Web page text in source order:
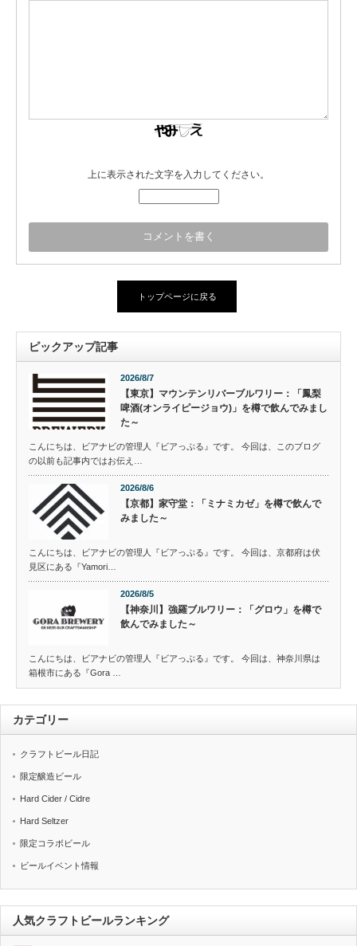
上に表示された文字を入力してください。
トップページに戻る
ピックアップ記事
2026/8/7
【東京】マウンテンリバーブルワリー：「鳳梨
啤酒(オンライピージョウ)」を樽で飲んでみまし
た～
こんにちは、ビアナビの管理人『ビアっぷる』です。 今回は、このブログ
の以前も記事内ではお伝え…
2026/8/6
【京都】家守堂：「ミナミカゼ」を樽で飲んで
みました～
こんにちは、ビアナビの管理人『ビアっぷる』です。 今回は、京都府は伏
見区にある『Yamori…
2026/8/5
【神奈川】強羅ブルワリー：「グロウ」を樽で
飲んでみました～
こんにちは、ビアナビの管理人『ビアっぷる』です。 今回は、神奈川県は
箱根市にある『Gora …
カテゴリー
クラフトビール日記
限定醸造ビール
Hard Cider / Cidre
Hard Seltzer
限定コラボビール
ビールイベント情報
人気クラフトビールランキング